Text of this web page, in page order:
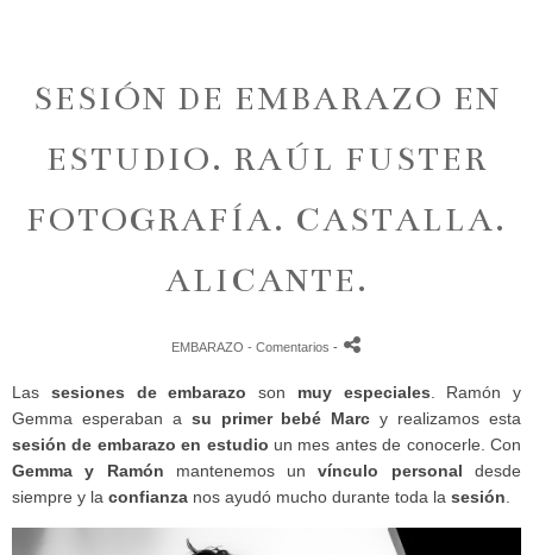
SESIÓN DE EMBARAZO EN
ESTUDIO. RAÚL FUSTER
FOTOGRAFÍA. CASTALLA.
ALICANTE.
EMBARAZO - Comentarios -
Las sesiones de embarazo son muy especiales . Ramón y
Gemma esperaban a su primer bebé Marc y realizamos esta
sesión de embarazo en estudio un mes antes de conocerle. Con
Gemma y Ramón mantenemos unvínculo personal desde
siempre y la confianza nos ayudó mucho durante toda la sesión